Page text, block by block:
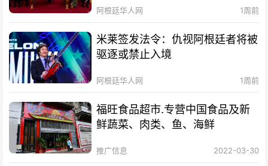
阿根廷华人网 1周前
米莱签发法令：仇视阿根廷者将被
驱逐或禁止入境
阿根廷华人网 1周前
福旺食品超市.专营中国食品及新
鲜蔬菜、肉类、鱼、海鲜
推广信息 2022-03-30